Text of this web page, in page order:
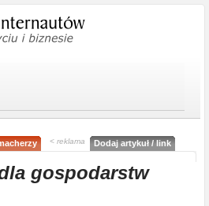
< reklama Dodaj artykuł / link
gospodarstw